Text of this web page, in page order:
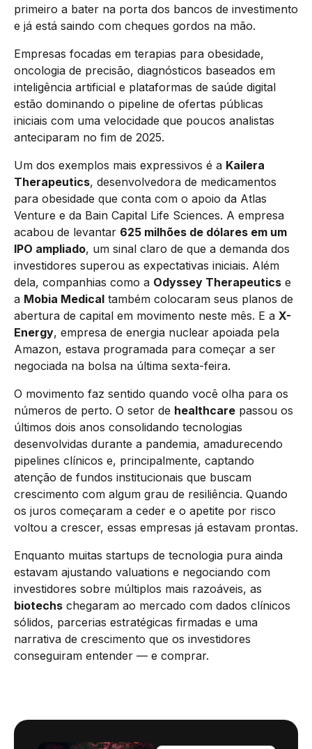
primeiro a bater na porta dos bancos de investimento
e já está saindo com cheques gordos na mão.
Empresas focadas em terapias para obesidade,
oncologia de precisão, diagnósticos baseados em
inteligência artificial e plataformas de saúde digital
estão dominando o pipeline de ofertas públicas
iniciais com uma velocidade que poucos analistas
anteciparam no fim de 2025.
Um dos exemplos mais expressivos é a Kailera
Therapeutics, desenvolvedora de medicamentos
para obesidade que conta com o apoio da Atlas
Venture e da Bain Capital Life Sciences. A empresa
acabou de levantar 625 milhões de dólares em um
IPO ampliado, um sinal claro de que a demanda dos
investidores superou as expectativas iniciais. Além
dela, companhias como a Odyssey Therapeutics e
a Mobia Medical também colocaram seus planos de
abertura de capital em movimento neste mês. E a X-
Energy, empresa de energia nuclear apoiada pela
Amazon, estava programada para começar a ser
negociada na bolsa na última sexta-feira.
O movimento faz sentido quando você olha para os
números de perto. O setor de healthcare passou os
últimos dois anos consolidando tecnologias
desenvolvidas durante a pandemia, amadurecendo
pipelines clínicos e, principalmente, captando
atenção de fundos institucionais que buscam
crescimento com algum grau de resiliência. Quando
os juros começaram a ceder e o apetite por risco
voltou a crescer, essas empresas já estavam prontas.
Enquanto muitas startups de tecnologia pura ainda
estavam ajustando valuations e negociando com
investidores sobre múltiplos mais razoáveis, as
biotechs chegaram ao mercado com dados clínicos
sólidos, parcerias estratégicas firmadas e uma
narrativa de crescimento que os investidores
conseguiram entender — e comprar.